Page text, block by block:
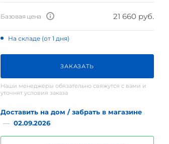
Базовая цена 21 660 руб.
На складе (от 1 дня)
ЗАКАЗАТЬ
Наши менеджеры обязательно свяжутся с вами и
уточнят условия заказа
Доставить на дом / забрать в магазине
— 02.09.2026